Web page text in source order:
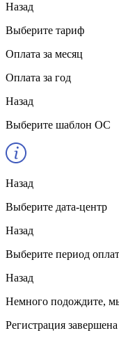
Назад
Выберите тариф
Оплата за месяц
Оплата за год
Назад
Выберите шаблон ОС
Назад
Выберите дата-центр
Назад
Выберите период
Назад
Немного подождите,
Регистрация завершена